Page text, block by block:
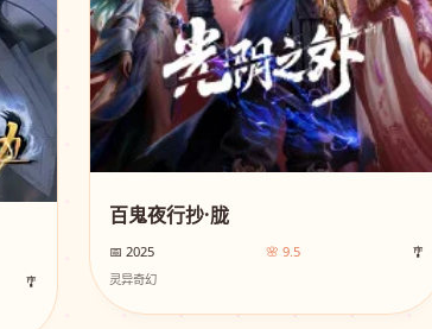
🎐
百鬼夜行抄·胧
📅 2025 🌸 9.5 🎐
灵异奇幻